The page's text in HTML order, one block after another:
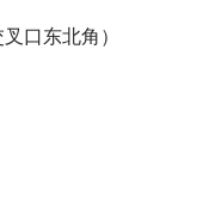
口东北角）